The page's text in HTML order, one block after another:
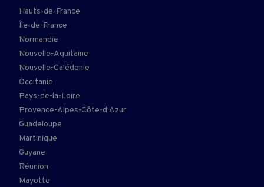
Hauts-de-France
Île-de-France
Normandie
Nouvelle-Aquitaine
Nouvelle-Calédonie
Occitanie
Pays-de-la-Loire
Provence-Alpes-Côte-d'Azur
Guadeloupe
Martinique
Guyane
Réunion
Mayotte